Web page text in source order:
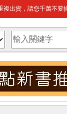
出貨，請您千萬不要